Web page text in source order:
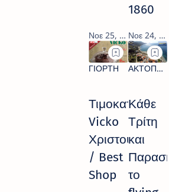
1860
Τιμοκατάλογος
Vicko
Χριστουγέννων
/ Best
Shop
Κάθε
Τρίτη
και
το